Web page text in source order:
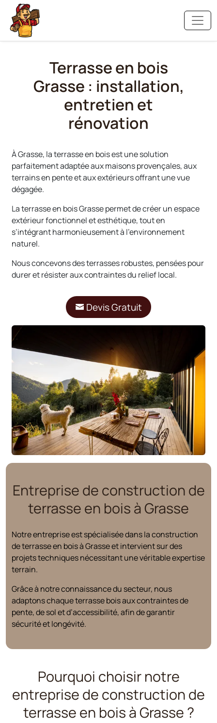
Terrasse en bois
Grasse : installation,
entretien et
rénovation
À Grasse, la terrasse en bois est une solution
parfaitement adaptée aux maisons provençales, aux
terrains en pente et aux extérieurs offrant une vue
dégagée.
La terrasse en bois Grasse permet de créer un espace
extérieur fonctionnel et esthétique, tout en
s’intégrant harmonieusement à l’environnement
naturel.
Nous concevons des terrasses robustes, pensées pour
durer et résister aux contraintes du relief local.
Devis Gratuit
Entreprise de construction de
terrasse en bois à Grasse
Notre entreprise est spécialisée dans la construction
de terrasse en bois à Grasse et intervient sur des
projets techniques nécessitant une véritable expertise
terrain.
Grâce à notre connaissance du secteur, nous
adaptons chaque terrasse bois aux contraintes de
pente, de sol et d’accessibilité, afin de garantir
sécurité et longévité.
Pourquoi choisir notre
entreprise de construction de
terrasse en bois à Grasse ?